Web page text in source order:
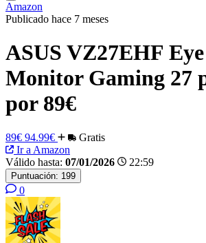
Amazon
Publicado hace 7 meses
ASUS VZ27EHF
Monitor Gaming 27
por 89€
89€ 94.99€
Gratis
Ir a Amazon
Válido hasta: 07/01/2026 22:59
Puntuación: 199
0